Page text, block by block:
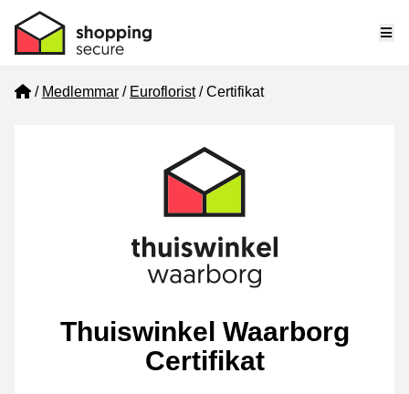
Home
Medlemmar Euroflorist Certifikat
Thuiswinkel Waarborg
Certifikat